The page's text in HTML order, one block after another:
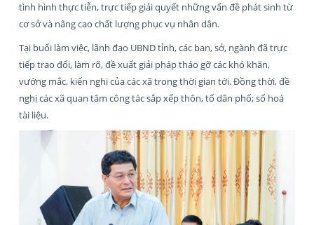
tình hình thực tiễn, trực tiếp giải quyết những vấn đề phát sinh từ
cơ sở và nâng cao chất lượng phục vụ nhân dân.
Tại buổi làm việc, lãnh đạo UBND tỉnh, các ban, sở, ngành đã trực
tiếp trao đổi, làm rõ, đề xuất giải pháp tháo gỡ các khó khăn,
vướng mắc, kiến nghị của các xã trong thời gian tới. Đồng thời, đề
nghị các xã quan tâm công tác sắp xếp thôn, tổ dân phố; số hoá
tài liệu.